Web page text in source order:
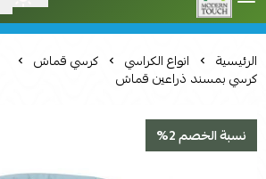
اثاث مودرن لمسة عصرية
الرئيسية انواع الكراسي كرسي قماش
كرسي بمسند ذراعين قماش
نسبة الخصم 2%